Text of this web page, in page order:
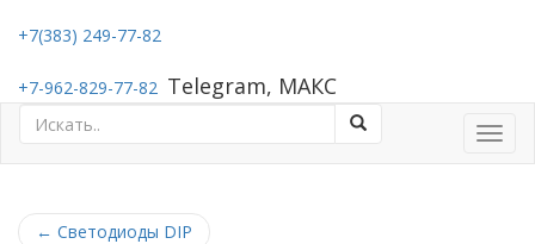
+7(383) 249-77-82
+7-962-829-77-82 Telegram, МАКС
← Светодиоды DIP